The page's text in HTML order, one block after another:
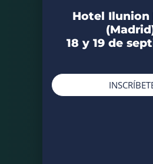
Hotel Ilunion
18 y 19 de